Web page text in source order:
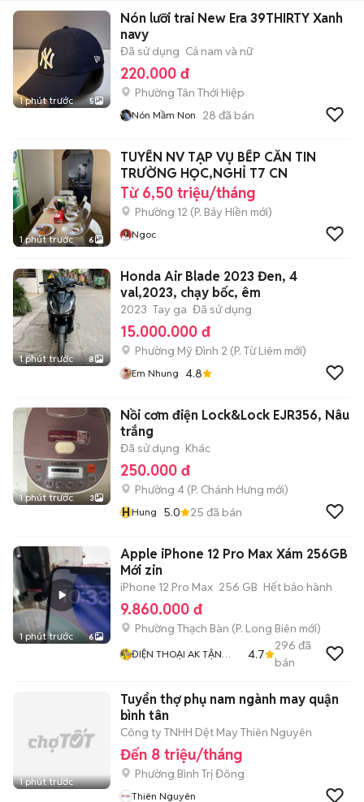
1 phút trước 5
Nón lưỡi trai New Era 39THIRTY Xanh
navy
Đã sử dụng Cả nam và nữ
220.000 đ
Phường Tân Thới Hiệp
Nón Mầm Non 28 đã bán
1 phút trước 6
TUYỂN NV TẠP VỤ BẾP CĂN TIN
TRƯỜNG HỌC,NGHỈ T7 CN
Từ 6,50 triệu/tháng
Phường 12 (P. Bảy Hiền mới)
Ngoc
1 phút trước 8
Honda Air Blade 2023 Đen, 4
val,2023, chạy bốc, êm
2023 Tay ga Đã sử dụng
15.000.000 đ
Phường Mỹ Đình 2 (P. Từ Liêm mới)
Em Nhung 4.8
1 phút trước 3
Nồi cơm điện Lock&Lock EJR356, Nâu
trắng
Đã sử dụng Khác
250.000 đ
Phường 4 (P. Chánh Hưng mới)
HHung 5.0 25 đã bán
1 phút trước 6
Apple iPhone 12 Pro Max Xám 256GB
Mới zin
iPhone 12 Pro Max 256 GB Hết bảo hành
9.860.000 đ
Phường Thạch Bàn (P. Long Biên mới)
ĐIỆN THOẠI AK TẬN
4.7
296 đã
bán
1 phút trước
Tuyển thợ phụ nam ngành may quận
bình tân
Công ty TNHH Dệt May Thiên Nguyên
Đến 8 triệu/tháng
Phường Bình Trị Đông
Thiên Nguyên